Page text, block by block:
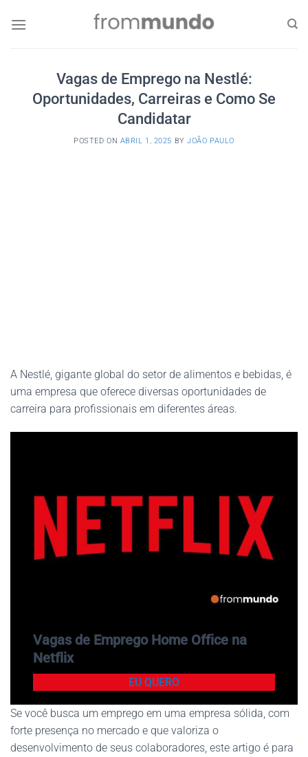
Vagas de Emprego na Nestlé:
Oportunidades, Carreiras e Como Se
Candidatar
POSTED ON ABRIL 1, 2025 BYJOÃO PAULO
A Nestlé, gigante global do setor de alimentos e bebidas, é
uma empresa que oferece diversas oportunidades de
carreira para profissionais em diferentes áreas.
Vagas de Emprego Home Office na
Netflix
EU QUERO
Se você busca um emprego em uma empresa sólida, com
forte presença no mercado e que valoriza o
desenvolvimento de seus colaboradores, este artigo é para